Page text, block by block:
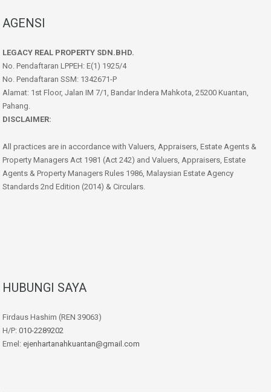
AGENSI
LEGACY REAL PROPERTY SDN.BHD.
No. Pendaftaran LPPEH: E(1) 1925/4
No. Pendaftaran SSM: 1342671-P
Alamat: 1st Floor, Jalan IM 7/1, Bandar Indera Mahkota, 25200 Kuantan,
Pahang.
DISCLAIMER:
All practices are in accordance with Valuers, Appraisers, Estate Agents &
Property Managers Act 1981 (Act 242) and Valuers, Appraisers, Estate
Agents & Property Managers Rules 1986, Malaysian Estate Agency
Standards 2nd Edition (2014) & Circulars.
HUBUNGI SAYA
Firdaus Hashim (REN 39063)
H/P: 010-2289202
Emel: ejenhartanahkuantan@gmail.com